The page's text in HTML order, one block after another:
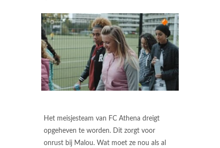
Het meisjesteam van FC Athena dreigt
opgeheven te worden. Dit zorgt voor
onrust bij Malou. Wat moet ze nou als al